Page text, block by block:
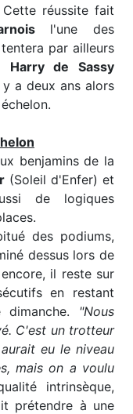
réussite fait
l'une des
par ailleurs
Harry de Sassy
a deux ans alors
benjamins de la
(Soleil d'Enfer) et
de logiques
des podiums,
dessus lors de
il reste sur
en restant
"Nous
C'est un trotteur
eu le niveau
mais on a voulu
intrinsèque,
prétendre à une